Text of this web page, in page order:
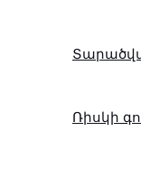
Ռիսկի